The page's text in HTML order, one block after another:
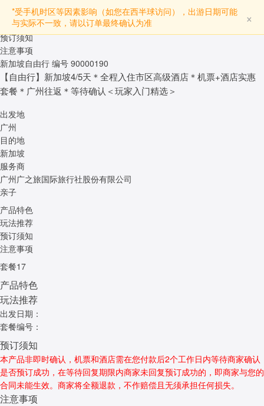
*受手机时区等因素影响（如您在西半球访问），出游日期可能
与实际不一致，请以订单最终确认为准
×
产品特色
玩法推荐
预订须知
注意事项
新加坡自由行 编号 90000190
【自由行】新加坡4/5天＊全程入住市区高级酒店＊机票+酒店实惠
套餐＊广州往返＊等待确认＜玩家入门精选＞
出发地
广州
目的地
新加坡
服务商
广州广之旅国际旅行社股份有限公司
亲子
产品特色
玩法推荐
预订须知
注意事项
套餐17
产品特色
玩法推荐
出发日期：
套餐编号：
预订须知
本产品非即时确认，机票和酒店需在您付款后2个工作日内等待商家确认
是否预订成功，在等待回复期限内商家未回复预订成功的，即商家与您的
合同未能生效。商家将全额退款，不作赔偿且无须承担任何损失。
注意事项